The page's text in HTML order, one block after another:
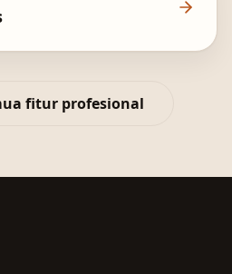
fitur profesional